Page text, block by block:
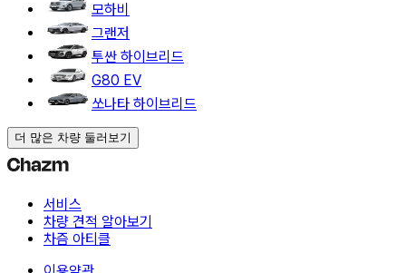
모하비
그랜저
투싼 하이브리드
G80 EV
쏘나타 하이브리드
더 많은 차량 둘러보기
서비스
차량 견적 알아보기
차즘 아티클